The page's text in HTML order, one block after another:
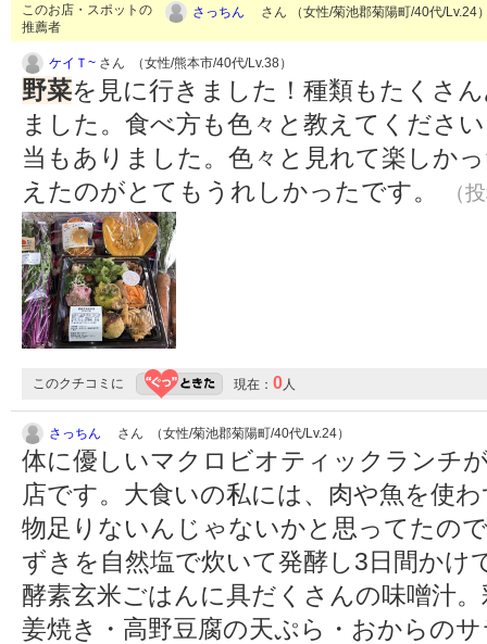
このお店・スポットの
推薦者
さっちん さん （女性/菊池郡菊陽町/40代/Lv.24
ケイＴ~ さん （女性/熊本市/40代/Lv.38）
野菜を見に行きました！種類もたくさ
ました。食べ方も色々と教えてくださ
当もありました。色々と見れて楽しか
えたのがとてもうれしかったです。
（
このクチコミに 現在： 0 人
さっちん さん （女性/菊池郡菊陽町/40代/Lv.24）
体に優しいマクロビオティックランチ
店です。大食いの私には、肉や魚を使
物足りないんじゃないかと思ってたの
ずきを自然塩で炊いて発酵し3日間かけ
酵素玄米ごはんに具だくさんの味噌汁
姜焼き・高野豆腐の天ぷら・おからの